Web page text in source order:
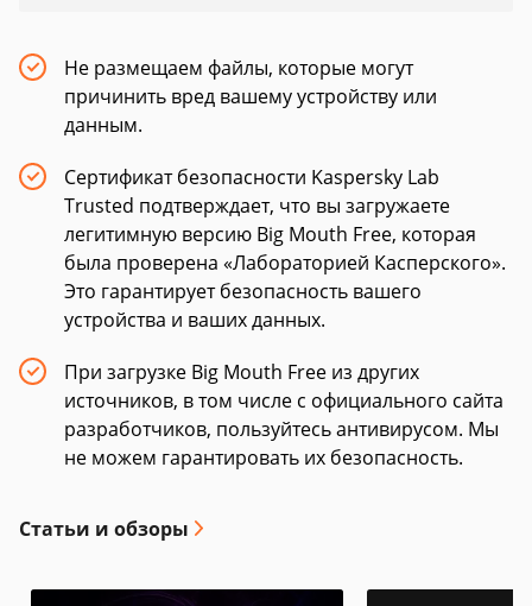
Не размещаем файлы, которые могут
причинить вред вашему устройству или
данным.
Сертификат безопасности Kaspersky Lab
Trusted подтверждает, что вы загружаете
легитимную версию Big Mouth Free, которая
была проверена «Лабораторией Касперского».
Это гарантирует безопасность вашего
устройства и ваших данных.
При загрузке Big Mouth Free из других
источников, в том числе с официального сайта
разработчиков, пользуйтесь антивирусом. Мы
не можем гарантировать их безопасность.
Статьи и обзоры